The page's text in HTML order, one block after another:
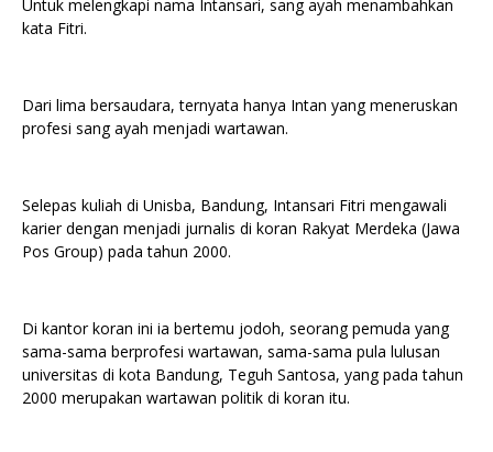
Untuk melengkapi nama Intansari, sang ayah menambahkan
kata Fitri.
Dari lima bersaudara, ternyata hanya Intan yang meneruskan
profesi sang ayah menjadi wartawan.
Selepas kuliah di Unisba, Bandung, Intansari Fitri mengawali
karier dengan menjadi jurnalis di koran Rakyat Merdeka (Jawa
Pos Group) pada tahun 2000.
Di kantor koran ini ia bertemu jodoh, seorang pemuda yang
sama-sama berprofesi wartawan, sama-sama pula lulusan
universitas di kota Bandung, Teguh Santosa, yang pada tahun
2000 merupakan wartawan politik di koran itu.